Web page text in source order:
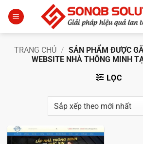
qua
TRANG CHỦ / SẢN PHẨM ĐƯỢC
WEBSITE NHÀ THÔNG MINH
LỌC